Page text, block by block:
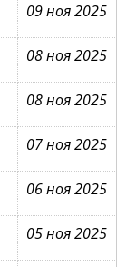
09 ноя 2025
08 ноя 2025
08 ноя 2025
07 ноя 2025
06 ноя 2025
05 ноя 2025